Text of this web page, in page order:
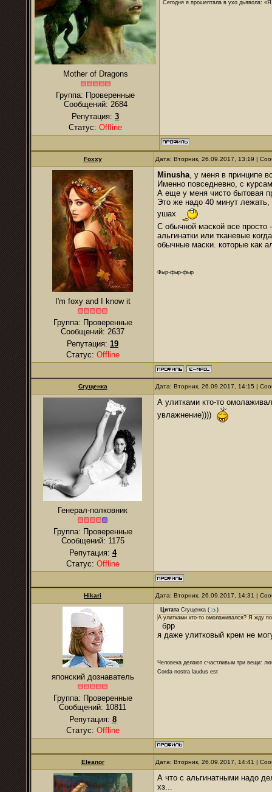
Mother of Dragons
Группа: Проверенные
Сообщений: 2684
Репутация: 3
Статус: Offline
Сегодня я прошептала в ухо дьявола:
Foxxy Дата: Вторник, 26.09.2017, 13:19 |
I'm foxy and I know it
Группа: Проверенные
Сообщений: 2637
Репутация: 19
Статус: Offline
Minusha, у меня в принципе
Именно повседневно, с
А еще у меня чисто бытовая
Это же надо 40 минут лежать,
ушах
С обычной маской все
альгинатки или тканевые
обычные маски. которые как
Фыр-фыр-фыр
Сгущенка Дата: Вторник, 26.09.2017, 14:15 |
Генерал-полковник
Группа: Проверенные
Сообщений: 1175
Репутация: 4
Статус: Offline
А улитками кто-то
увлажнение))))
Hikari Дата: Вторник, 26.09.2017, 14:31 |
японский дознаватель
Группа: Проверенные
Сообщений: 10811
Репутация: 8
Статус: Offline
Цитата Сгущенка (
)
А улитками кто-то омолаживался? Я жду
брр
я даже улитковый крем не
Человека делают счастливым три вещи:
Corda nostra laudus est
Eleanor Дата: Вторник, 26.09.2017, 14:41 |
А что с альгинатными надо
хз...